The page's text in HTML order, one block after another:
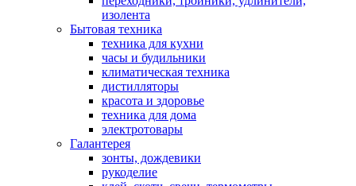
изолента
Бытовая техника
техника для кухни
часы и будильники
климатическая техника
дистилляторы
красота и здоровье
техника для дома
электротовары
Галантерея
зонты, дождевики
рукоделие